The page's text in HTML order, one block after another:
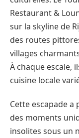
Restaurant &
sur la skyline de
des routes
villages
À chaque escale,
cuisine locale
Cette escapade
des moments
insolites sous un